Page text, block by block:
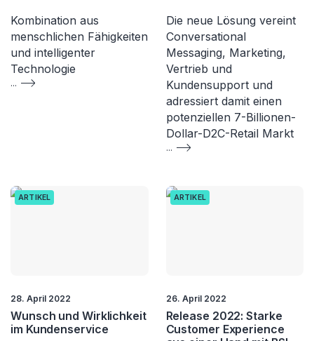
Kombination aus
menschlichen Fähigkeiten
und intelligenter
Technologie
...
Die neue Lösung vereint
Conversational
Messaging, Marketing,
Vertrieb und
Kundensupport und
adressiert damit einen
potenziellen 7-Billionen-
Dollar-D2C-Retail Markt
...
ARTIKEL
28. April 2022
Wunsch und Wirklichkeit
im Kundenservice
ARTIKEL
26. April 2022
Release 2022: Starke
Customer Experience